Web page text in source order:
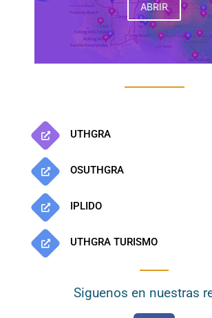
ABRIR
UTHGRA
OSUTHGRA
IPLIDO
UTHGRA TURISMO
Siguenos en nuestras